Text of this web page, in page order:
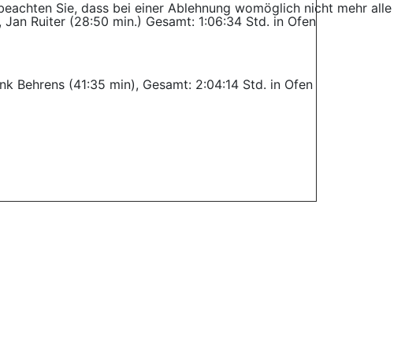
Ruiter (28:50 min.) Gesamt: 1:06:34 Std. in Ofen
Behrens (41:35 min), Gesamt: 2:04:14 Std. in Ofen
Sie, dass bei einer Ablehnung womöglich nicht mehr alle